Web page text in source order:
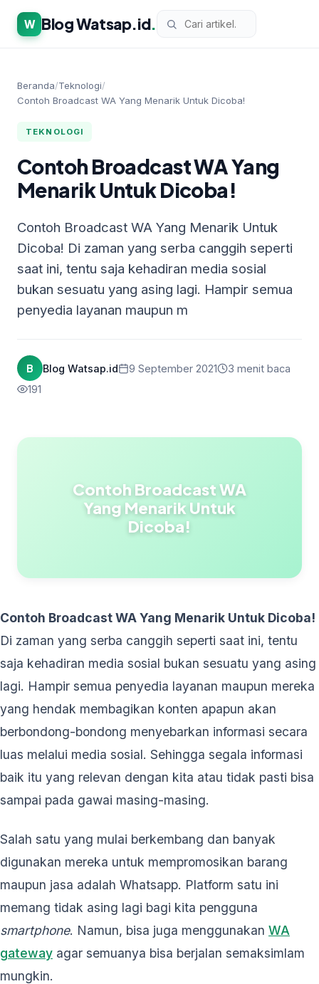
W Blog Watsap.id.
Beranda/Teknologi/
Contoh Broadcast WA Yang Menarik Untuk Dicoba!
TEKNOLOGI
Contoh Broadcast WA Yang
Menarik Untuk Dicoba!
Contoh Broadcast WA Yang Menarik Untuk
Dicoba! Di zaman yang serba canggih seperti
saat ini, tentu saja kehadiran media sosial
bukan sesuatu yang asing lagi. Hampir semua
penyedia layanan maupun m
B Blog Watsap.id 9 September 2021
3 menit baca
191
Contoh Broadcast WA
Yang Menarik Untuk
Dicoba!
Contoh Broadcast WA Yang Menarik Untuk Dicoba!
Di zaman yang serba canggih seperti saat ini, tentu
saja kehadiran media sosial bukan sesuatu yang asing
lagi. Hampir semua penyedia layanan maupun mereka
yang hendak membagikan konten apapun akan
berbondong-bondong menyebarkan informasi secara
luas melalui media sosial. Sehingga segala informasi
baik itu yang relevan dengan kita atau tidak pasti bisa
sampai pada gawai masing-masing.
Salah satu yang mulai berkembang dan banyak
digunakan mereka untuk mempromosikan barang
maupun jasa adalah Whatsapp. Platform satu ini
memang tidak asing lagi bagi kita pengguna
smartphone. Namun, bisa juga menggunakan WA
gateway agar semuanya bisa berjalan semaksimlam
mungkin.